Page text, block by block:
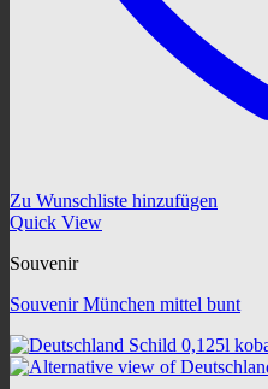
Zu Wunschliste hinzufügen
Quick View
Souvenir
Souvenir München mittel bunt